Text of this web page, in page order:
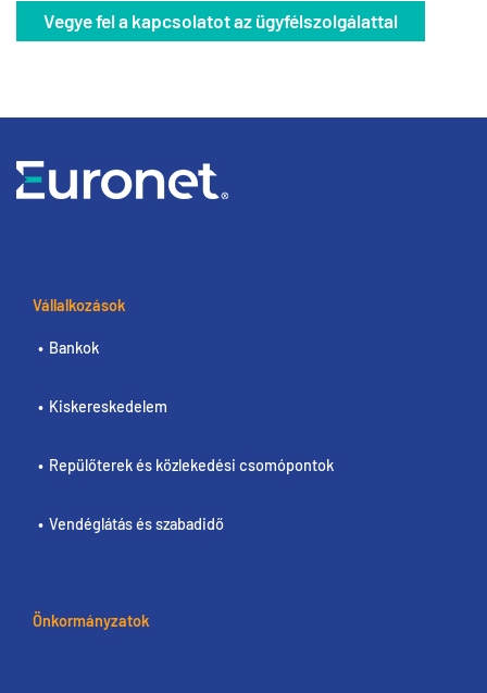
Vegye fel a kapcsolatot az ügyfélszolgálattal
Vállalkozások
Bankok
Kiskereskedelem
Repülőterek és közlekedési csomópontok
Vendéglátás és szabadidő
Önkormányzatok